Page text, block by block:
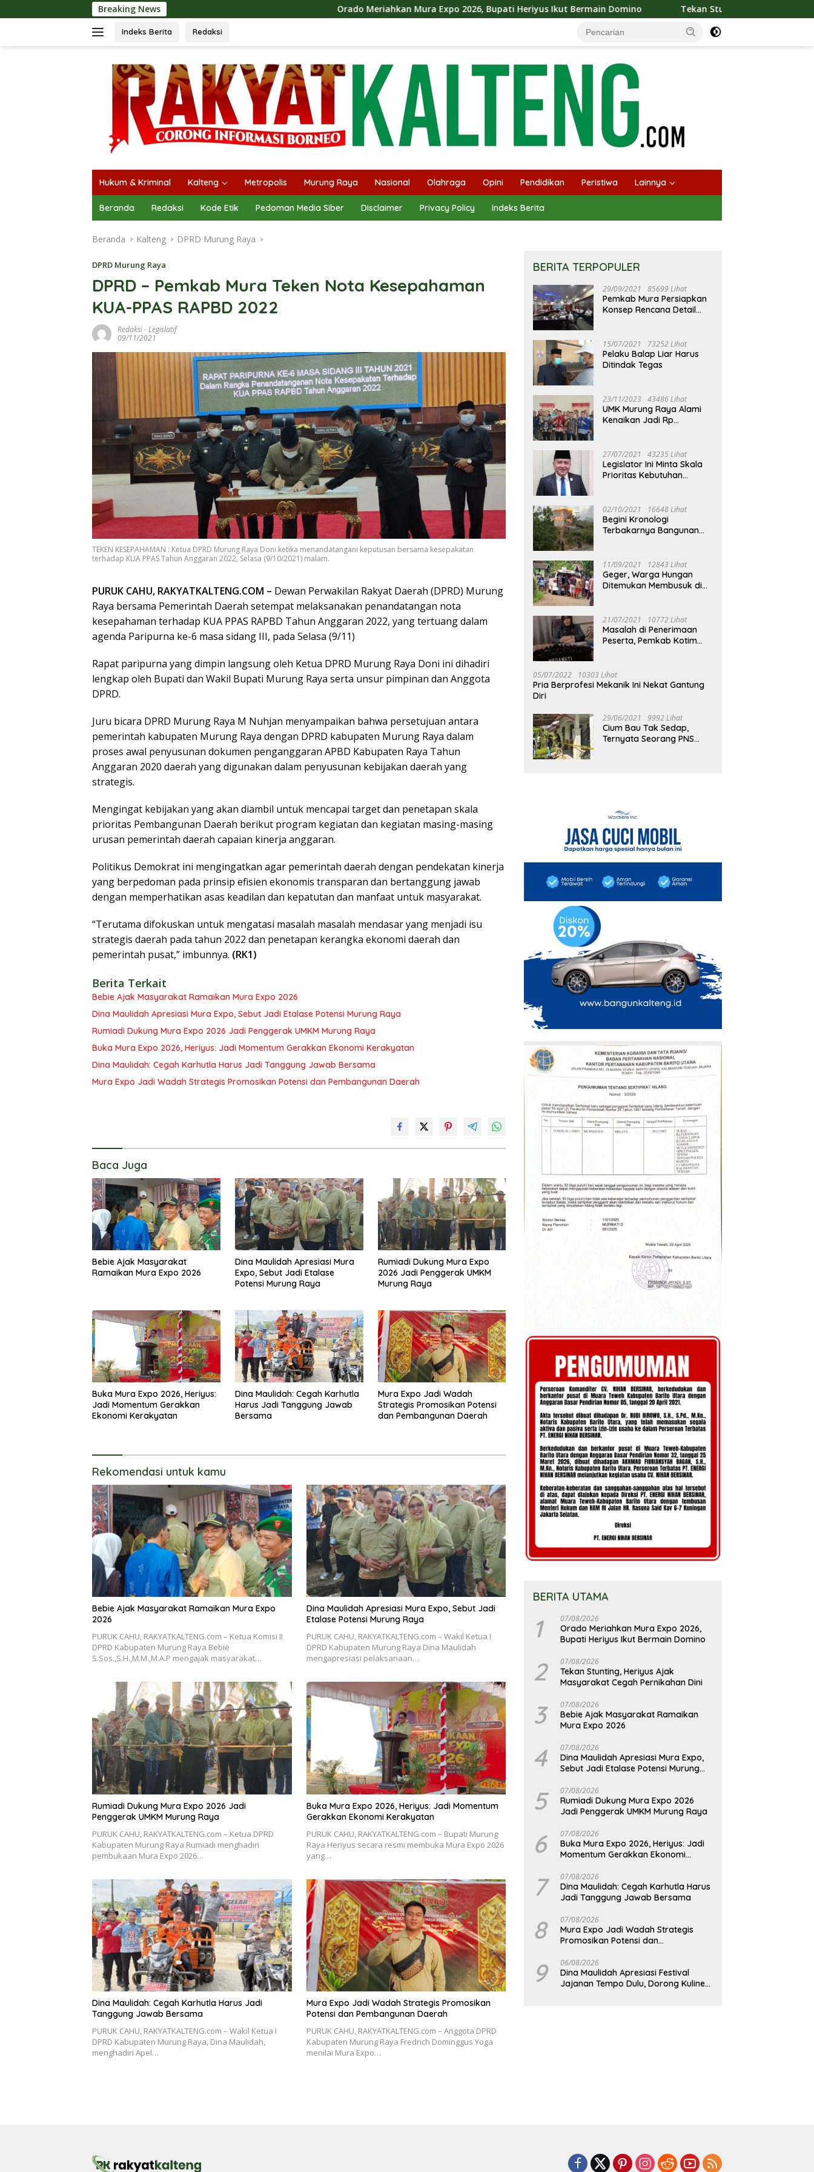
ke
Breaking News Orado Meriahkan Mura Expo 2026, Bupati Heriyus Ikut Bermain Domino Tekan Stunting, Heriyus Ajak Masyarakat
Indeks Berita Redaksi
Hukum & Kriminal Kalteng Metropolis Murung Raya Nasional Olahraga Opini Pendidikan Peristiwa Lainnya
Beranda Redaksi Kode Etik Pedoman Media Siber Disclaimer Privacy Policy Indeks Berita
Beranda Kalteng DPRD Murung Raya
DPRD Murung Raya
DPRD – Pemkab Mura Teken Nota Kesepahaman
KUA-PPAS RAPBD 2022
Redaksi-Legislatif
09/11/2021
TEKEN KESEPAHAMAN : Ketua DPRD Murung Raya Doni ketika menandatangani keputusan bersama kesepakatan
terhadap KUA PPAS Tahun Anggaran 2022, Selasa (9/10/2021) malam.
PURUK CAHU, RAKYATKALTENG.COM – Dewan Perwakilan Rakyat Daerah (DPRD) Murung
Raya bersama Pemerintah Daerah setempat melaksanakan penandatangan nota
kesepahaman terhadap KUA PPAS RAPBD Tahun Anggaran 2022, yang tertuang dalam
agenda Paripurna ke-6 masa sidang III, pada Selasa (9/11)
Rapat paripurna yang dimpin langsung oleh Ketua DPRD Murung Raya Doni ini dihadiri
lengkap oleh Bupati dan Wakil Bupati Murung Raya serta unsur pimpinan dan Anggota
DPRD.
Juru bicara DPRD Murung Raya M Nuhjan menyampaikan bahwa persetujuan antara
pemerintah kabupaten Murung Raya dengan DPRD kabupaten Murung Raya dalam
proses awal penyusunan dokumen penganggaran APBD Kabupaten Raya Tahun
Anggaran 2020 daerah yang digunakan dalam penyusunan kebijakan daerah yang
strategis.
Mengingat kebijakan yang akan diambil untuk mencapai target dan penetapan skala
prioritas Pembangunan Daerah berikut program kegiatan dan kegiatan masing-masing
urusan pemerintah daerah capaian kinerja anggaran.
Politikus Demokrat ini mengingatkan agar pemerintah daerah dengan pendekatan kinerja
yang berpedoman pada prinsip efisien ekonomis transparan dan bertanggung jawab
dengan memperhatikan asas keadilan dan kepatutan dan manfaat untuk masyarakat.
“Terutama difokuskan untuk mengatasi masalah masalah mendasar yang menjadi isu
strategis daerah pada tahun 2022 dan penetapan kerangka ekonomi daerah dan
pemerintah pusat,” imbunnya. (RK1)
Berita Terkait
Bebie Ajak Masyarakat Ramaikan Mura Expo 2026
Dina Maulidah Apresiasi Mura Expo, Sebut Jadi Etalase Potensi Murung Raya
Rumiadi Dukung Mura Expo 2026 Jadi Penggerak UMKM Murung Raya
Buka Mura Expo 2026, Heriyus: Jadi Momentum Gerakkan Ekonomi Kerakyatan
Dina Maulidah: Cegah Karhutla Harus Jadi Tanggung Jawab Bersama
Mura Expo Jadi Wadah Strategis Promosikan Potensi dan Pembangunan Daerah
Baca Juga
Bebie Ajak Masyarakat
Ramaikan Mura Expo 2026
Dina Maulidah Apresiasi Mura
Expo, Sebut Jadi Etalase
Potensi Murung Raya
Rumiadi Dukung Mura Expo
2026 Jadi Penggerak UMKM
Murung Raya
Buka Mura Expo 2026, Heriyus:
Jadi Momentum Gerakkan
Ekonomi Kerakyatan
Dina Maulidah: Cegah Karhutla
Harus Jadi Tanggung Jawab
Bersama
Mura Expo Jadi Wadah
Strategis Promosikan Potensi
dan Pembangunan Daerah
Rekomendasi untuk kamu
Bebie Ajak Masyarakat Ramaikan Mura Expo
2026
PURUK CAHU, RAKYATKALTENG.com – Ketua Komisi II
DPRD Kabupaten Murung Raya Bebie
S.Sos.,S.H.,M.M.,M.A.P mengajak masyarakat…
Dina Maulidah Apresiasi Mura Expo, Sebut Jadi
Etalase Potensi Murung Raya
PURUK CAHU, RAKYATKALTENG.com – Wakil Ketua I
DPRD Kabupaten Murung Raya Dina Maulidah
mengapresiasi pelaksanaan…
Rumiadi Dukung Mura Expo 2026 Jadi
Penggerak UMKM Murung Raya
PURUK CAHU, RAKYATKALTENG.com – Ketua DPRD
Kabupaten Murung Raya Rumiadi menghadiri
pembukaan Mura Expo 2026…
Buka Mura Expo 2026, Heriyus: Jadi Momentum
Gerakkan Ekonomi Kerakyatan
PURUK CAHU, RAKYATKALTENG.com – Bupati Murung
Raya Heriyus secara resmi membuka Mura Expo 2026
yang…
Dina Maulidah: Cegah Karhutla Harus Jadi
Tanggung Jawab Bersama
PURUK CAHU, RAKYATKALTENG.com – Wakil Ketua I
DPRD Kabupaten Murung Raya, Dina Maulidah,
menghadiri Apel…
Mura Expo Jadi Wadah Strategis Promosikan
Potensi dan Pembangunan Daerah
PURUK CAHU, RAKYATKALTENG.com – Anggota DPRD
Kabupaten Murung Raya Fredrich Dominggus Yoga
menilai Mura Expo…
BERITA TERPOPULER
29/09/2021 85699 Lihat
Pemkab Mura Persiapkan
Konsep Rencana Detail
15/07/2021 73252 Lihat
Pelaku Balap Liar Harus
Ditindak Tegas
23/11/2023 43486 Lihat
UMK Murung Raya Alami
Kenaikan Jadi Rp
27/07/2021 43235 Lihat
Legislator Ini Minta Skala
Prioritas Kebutuhan
02/10/2021 16648 Lihat
Begini Kronologi
Terbakarnya Bangunan
11/09/2021 12843 Lihat
Geger, Warga Hungan
Ditemukan Membusuk di
21/07/2021 10772 Lihat
Masalah di Penerimaan
Peserta, Pemkab Kotim
05/07/2022 10303 Lihat
Pria Berprofesi Mekanik Ini Nekat Gantung
Diri
29/06/2021 9992 Lihat
Cium Bau Tak Sedap,
Ternyata Seorang PNS
BERITA UTAMA
1 07/08/2026
Orado Meriahkan Mura Expo 2026,
Bupati Heriyus Ikut Bermain Domino
2 07/08/2026
Tekan Stunting, Heriyus Ajak
Masyarakat Cegah Pernikahan Dini
3 07/08/2026
Bebie Ajak Masyarakat Ramaikan
Mura Expo 2026
4 07/08/2026
Dina Maulidah Apresiasi Mura Expo,
Sebut Jadi Etalase Potensi Murung
5 07/08/2026
Rumiadi Dukung Mura Expo 2026
Jadi Penggerak UMKM Murung Raya
6 07/08/2026
Buka Mura Expo 2026, Heriyus: Jadi
Momentum Gerakkan Ekonomi
7 07/08/2026
Dina Maulidah: Cegah Karhutla Harus
Jadi Tanggung Jawab Bersama
8 07/08/2026
Mura Expo Jadi Wadah Strategis
Promosikan Potensi dan
9 06/08/2026
Dina Maulidah Apresiasi Festival
Jajanan Tempo Dulu, Dorong Kuliner